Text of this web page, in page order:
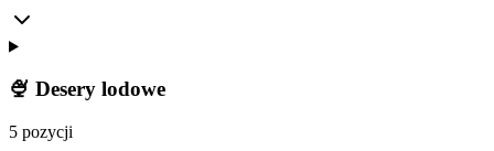
🍨 Desery lodowe
5 pozycji